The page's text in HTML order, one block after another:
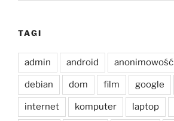
TAGI
admin android anonimowość
debian dom film google
internet komputer laptop